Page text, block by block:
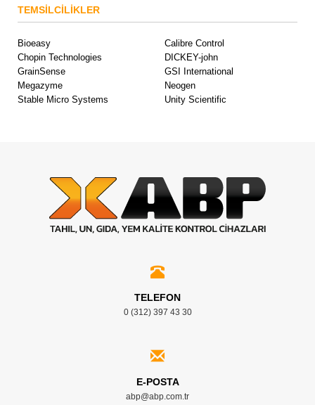
TEMSİLCİLİKLER
Bioeasy
Calibre Control
Chopin Technologies
DICKEY-john
GrainSense
GSI International
Megazyme
Neogen
Stable Micro Systems
Unity Scientific
TELEFON
0 (312) 397 43 30
E-POSTA
abp@abp.com.tr